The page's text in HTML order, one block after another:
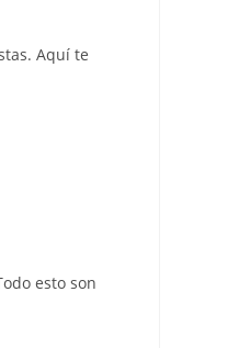
Aquí te
esto son